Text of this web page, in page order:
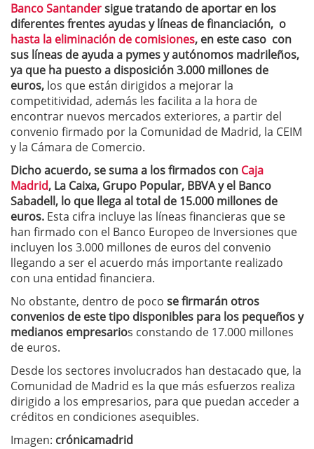
Banco Santandersigue tratando de aportar en los
diferentes frentes ayudas y líneas de financiación, o
hasta la eliminación de comisiones, en este caso con
sus líneas de ayuda a pymes y autónomos madrileños,
ya que ha puesto a disposición 3.000 millones de
euros, los que están dirigidos a mejorar la
competitividad, además les facilita a la hora de
encontrar nuevos mercados exteriores, a partir del
convenio firmado por la Comunidad de Madrid, la CEIM
y la Cámara de Comercio.
Dicho acuerdo, se suma a los firmados con Caja
Madrid, La Caixa, Grupo Popular, BBVA y el Banco
Sabadell, lo que llega al total de 15.000 millones de
euros. Esta cifra incluye las líneas financieras que se
han firmado con el Banco Europeo de Inversiones que
incluyen los 3.000 millones de euros del convenio
llegando a ser el acuerdo más importante realizado
con una entidad financiera.
No obstante, dentro de poco se firmarán otros
convenios de este tipo disponibles para los pequeños y
medianos empresarios constando de 17.000 millones
de euros.
Desde los sectores involucrados han destacado que, la
Comunidad de Madrid es la que más esfuerzos realiza
dirigido a los empresarios, para que puedan acceder a
créditos en condiciones asequibles.
Imagen: crónicamadrid